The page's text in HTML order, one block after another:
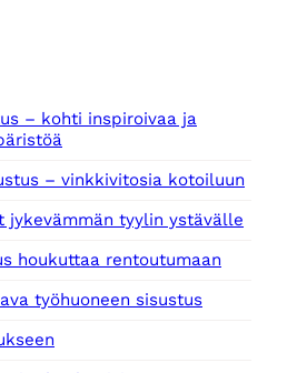
– kohti inspiroivaa ja
– vinkkivitosia kotoiluun
jykevämmän tyylin ystävälle
houkuttaa rentoutumaan
työhuoneen sisustus